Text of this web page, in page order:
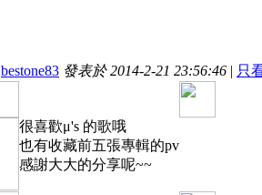
bestone83 發表於 2014-2-21 23:56:46 | 只
很喜歡μ's 的歌哦
也有收藏前五張專輯的pv
感謝大大的分享呢~~